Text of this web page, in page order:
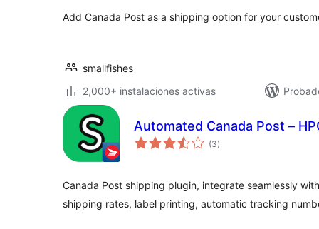
Add Canada Post as a shipping option for your
smallfishes
2,000+ instalaciones activas
Automated Canada Post –
(3total
de
)
Canada Post shipping plugin, integrate seamlessly
shipping rates, label printing, automatic tracking